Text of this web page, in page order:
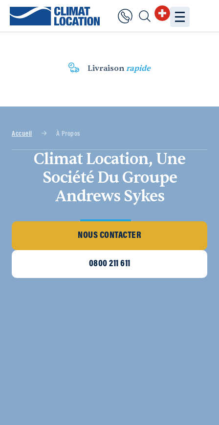
Livraisonrapide
Accueil À Propos
Climat Location, Une
Société Du Groupe
Andrews Sykes
NOUS CONTACTER
0800 211 611